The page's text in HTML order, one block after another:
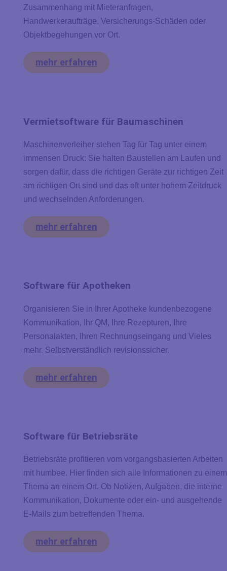
Zusammenhang mit Mieteranfragen,
Handwerkeraufträge, Versicherungs-Schäden oder
Objektbegehungen vor Ort.
mehr erfahren
Vermietsoftware für Baumaschinen
Maschinenverleiher stehen Tag für Tag unter einem
immensen Druck: Sie halten Baustellen am Laufen und
sorgen dafür, dass die richtigen Geräte zur richtigen Zeit
am richtigen Ort sind und das oft unter hohem Zeitdruck
und wechselnden Anforderungen.
mehr erfahren
Software für Apotheken
Organisieren Sie in Ihrer Apotheke kundenbezogene
Kommunikation, Ihr QM, Ihre Rezepturen, Ihre
Personalakten, Ihren Rechnungseingang und Vieles
mehr. Selbstverständlich revisionssicher.
mehr erfahren
Software für Betriebsräte
Betriebsräte profitieren vom vorgangsbasierten Arbeiten
mit humbee. Hier finden sich alle Informationen zu einem
Thema an einem Ort. Ob Notizen, Aufgaben, die interne
Kommunikation, Dokumente oder ein- und ausgehende
E-Mails zum betreffenden Thema.
mehr erfahren